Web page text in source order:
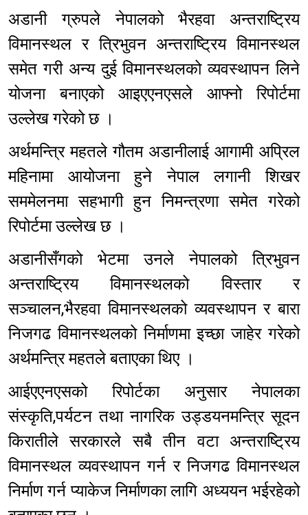
अडानी ग्रुपले नेपालको भैरहवा अन्तराष्ट्रिय
विमानस्थल र त्रिभुवन अन्तराष्ट्रिय विमानस्थल
समेत गरी अन्य दुई विमानस्थलको व्यवस्थापन लिने
योजना बनाएको आइएएनएसले आफ्नो रिपोर्टमा
उल्लेख गरेको छ ।
अर्थमन्त्रि महतले गौतम अडानीलाई आगामी अप्रिल
महिनामा आयोजना हुने नेपाल लगानी शिखर
सममेलनमा सहभागी हुन निमन्त्रणा समेत गरेको
रिपोर्टमा उल्लेख छ ।
अडानीसँगको भेटमा उनले नेपालको त्रिभुवन
अन्तराष्ट्रिय विमानस्थलको विस्तार र
सञ्चालन,भैरहवा विमानस्थलको व्यवस्थापन र बारा
निजगढ विमानस्थलको निर्माणमा इच्छा जाहेर गरेको
अर्थमन्त्रि महतले बताएका थिए ।
आईएएनएसको रिपोर्टका अनुसार नेपालका
संस्कृति,पर्यटन तथा नागरिक उड्डयनमन्त्रि सूदन
किरातीले सरकारले सबै तीन वटा अन्तराष्ट्रिय
विमानस्थल व्यवस्थापन गर्न र निजगढ विमानस्थल
निर्माण गर्न प्याकेज निर्माणका लागि अध्ययन भईरहेको